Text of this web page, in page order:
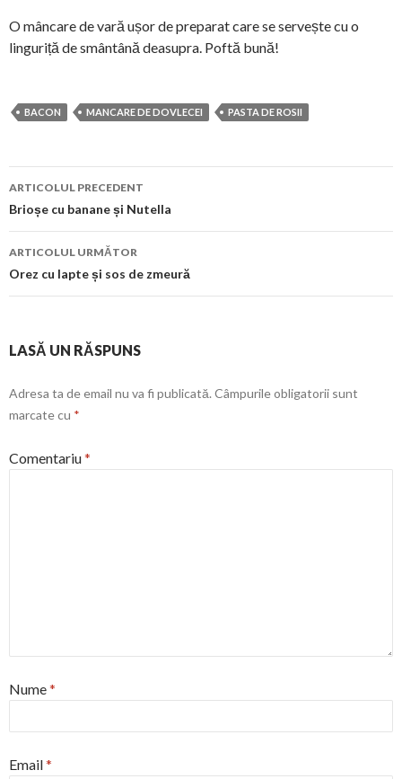
O mâncare de vară ușor de preparat care se servește cu o
linguriță de smântână deasupra. Poftă bună!
BACON MANCARE DE DOVLECEI PASTA DE ROSII
Navigare
în
articol
ARTICOLUL PRECEDENT
Brioșe cu banane și Nutella
ARTICOLUL URMĂTOR
Orez cu lapte și sos de zmeură
LASĂ UN RĂSPUNS
Adresa ta de email nu va fi publicată. Câmpurile obligatorii sunt
marcate cu *
Comentariu*
Nume*
Email*